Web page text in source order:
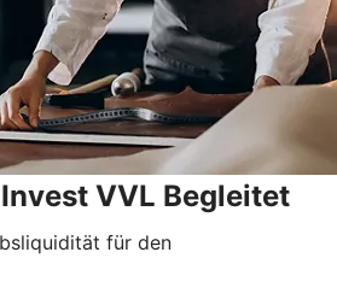
VVL Begleitet
für den